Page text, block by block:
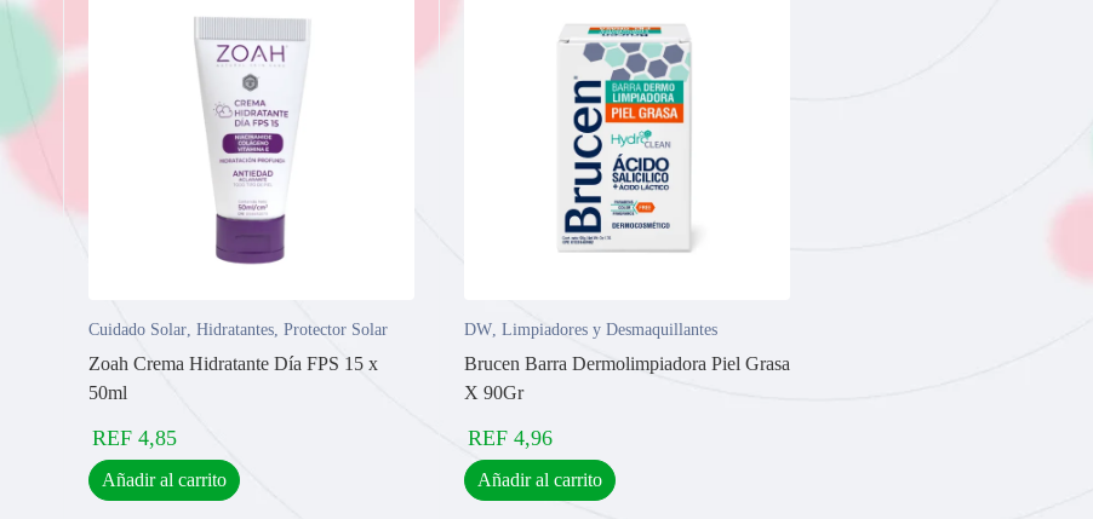
Cuidado Solar, Hidratantes, Protector Solar
Zoah Crema Hidratante Día FPS 15 x
50ml
REF 4,85
Añadir al carrito
DW, Limpiadores y Desmaquillantes
Brucen Barra Dermolimpiadora Piel Grasa
X 90Gr
REF 4,96
Añadir al carrito